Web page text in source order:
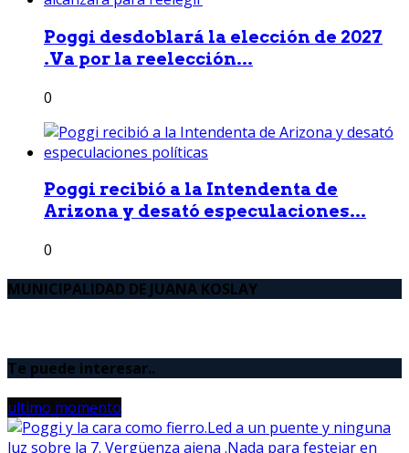
Poggi desdoblará la elección de 2027
.Va por la reelección...
0
Poggi recibió a la Intendenta de
Arizona y desató especulaciones...
0
MUNICIPALIDAD DE JUANA KOSLAY
Te puede interesar..
ultimo momento